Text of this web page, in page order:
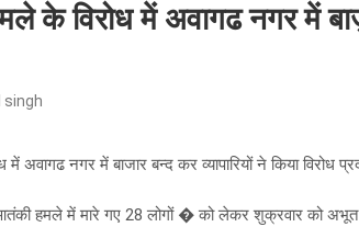
के विरोध में अवागढ नगर में
singh
अवागढ नगर में बाजार बन्द कर व्यापारियों ने किया विरोध
हमले में मारे गए 28 लोगों � को लेकर शुक्रवार को अभूत